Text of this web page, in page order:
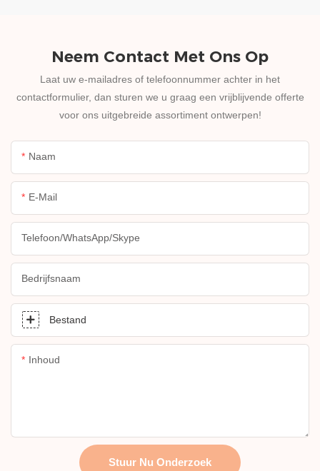
Neem Contact Met Ons Op
Laat uw e-mailadres of telefoonnummer achter in het
contactformulier, dan sturen we u graag een vrijblijvende offerte
voor ons uitgebreide assortiment ontwerpen!
Naam
E-Mail
Telefoon/WhatsApp/Skype
Bedrijfsnaam
Bestand
Inhoud
Stuur Nu Onderzoek